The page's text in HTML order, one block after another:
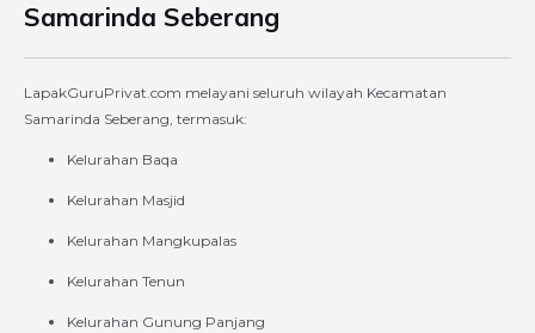
Samarinda Seberang
LapakGuruPrivat.com melayani seluruh wilayah Kecamatan
Samarinda Seberang, termasuk:
Kelurahan Baqa
Kelurahan Masjid
Kelurahan Mangkupalas
Kelurahan Tenun
Kelurahan Gunung Panjang